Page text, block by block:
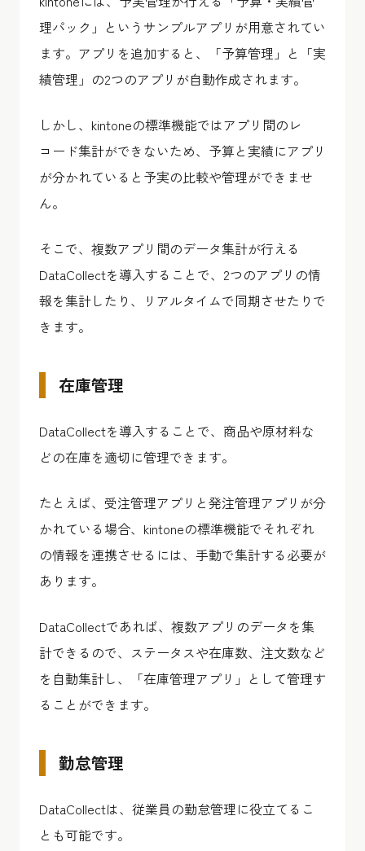
理パック」というサンプルアプリが用意されてい
ます。アプリを追加すると、「予算管理」と「実
績管理」の2つのアプリが自動作成されます。
しかし、kintoneの標準機能ではアプリ間のレ
コード集計ができないため、予算と実績にアプリ
が分かれていると予実の比較や管理ができませ
ん。
そこで、複数アプリ間のデータ集計が行える
DataCollectを導入することで、2つのアプリの情
報を集計したり、リアルタイムで同期させたりで
きます。
在庫管理
DataCollectを導入することで、商品や原材料な
どの在庫を適切に管理できます。
たとえば、受注管理アプリと発注管理アプリが分
かれている場合、kintoneの標準機能でそれぞれ
の情報を連携させるには、手動で集計する必要が
あります。
DataCollectであれば、複数アプリのデータを集
計できるので、ステータスや在庫数、注文数など
を自動集計し、「在庫管理アプリ」として管理す
ることができます。
勤怠管理
DataCollectは、従業員の勤怠管理に役立てるこ
とも可能です。